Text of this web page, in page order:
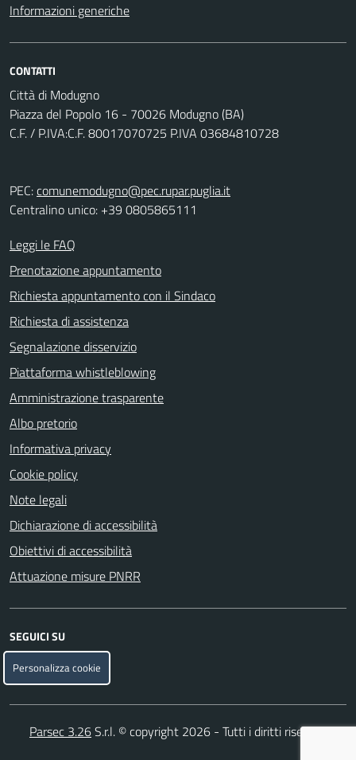
Informazioni generiche
CONTATTI
Città di Modugno
Piazza del Popolo 16 - 70026 Modugno (BA)
C.F. / P.IVA:C.F. 80017070725 P.IVA 03684810728
PEC:comunemodugno@pec.rupar.puglia.it
Centralino unico: +39 0805865111
Leggi le FAQ
Prenotazione appuntamento
Richiesta appuntamento con il Sindaco
Richiesta di assistenza
Segnalazione disservizio
Piattaforma whistleblowing
Amministrazione trasparente
Albo pretorio
Informativa privacy
Cookie policy
Note legali
Dichiarazione di accessibilità
Obiettivi di accessibilità
Attuazione misure PNRR
SEGUICI SU
FacebookTelegram
Parsec 3.26S.r.l. © copyright 2026 - Tutti i diritti riservati
Personalizza cookie